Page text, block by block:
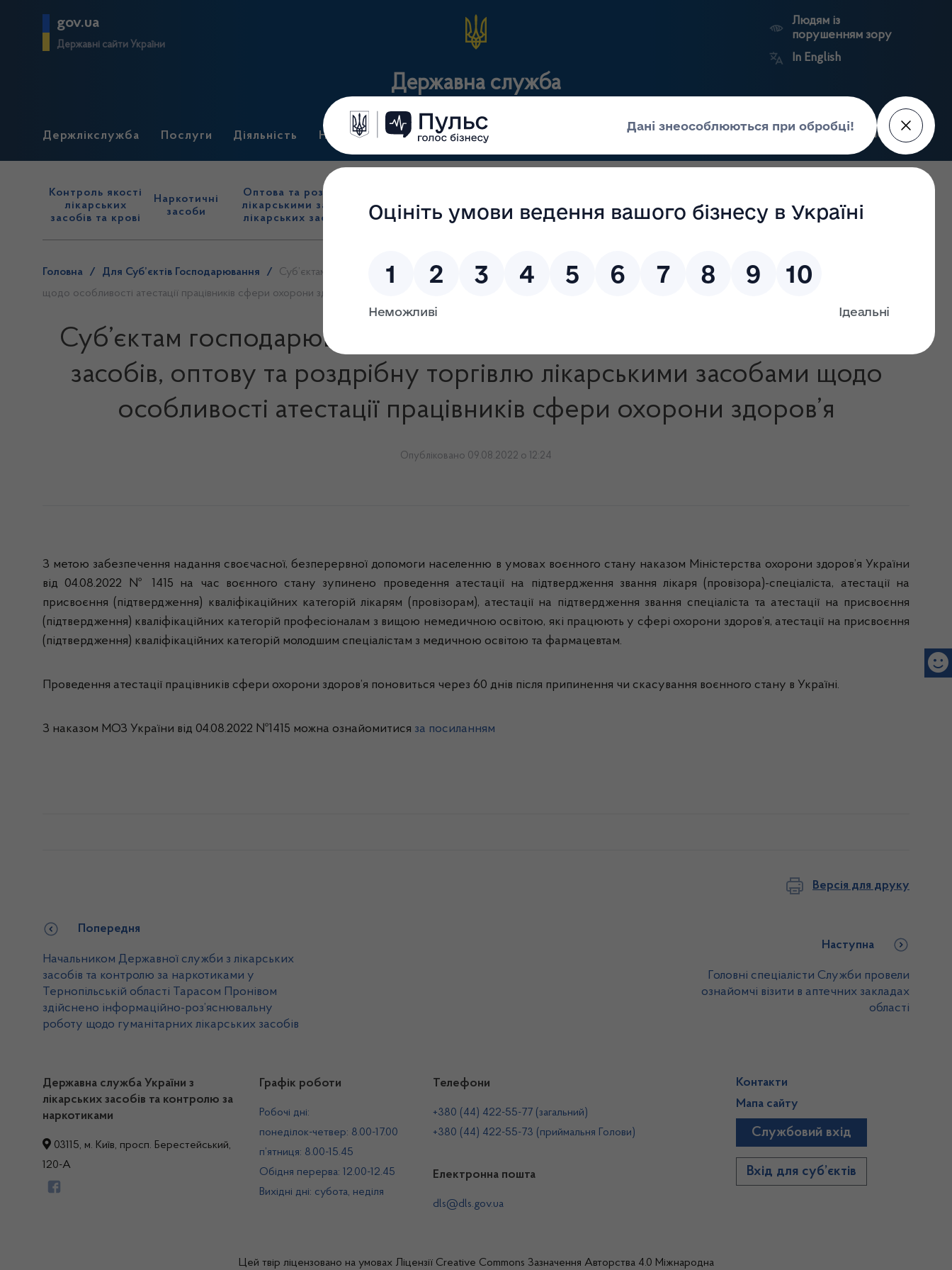
gov.ua
Державні сайти України
Державна служба
Людям із
порушенням зору
In English
Держлікслужба Послуги Діяльність Нормативні документи Для громадськості Прес-центр Пошук
Контроль якості
лікарських
засобів та крові
Наркотичні
засоби
Оптова та роздрібна торгівля
лікарськими засобами, імпорт
лікарських засобів (крім АФІ)
нагляд
(контроль)
засобів, крові та
сертифікація
нагляд
реєстри
портал
Держлікслужби
Головна / Для Суб’єктів Господарювання /
Суб’єктам господарювання, які здійснюють виробництво лікарських засобів, оптову та роздрібну торгівлю лікарськими засобами
щодо особливості атестації працівників сфери охорони здоров’я
Суб’єктам господарювання, які здійснюють виробництво лікарських
засобів, оптову та роздрібну торгівлю лікарськими засобами щодо
особливості атестації працівників сфери охорони здоров’я
Опубліковано 09.08.2022 о 12:24
З метою забезпечення надання своєчасної, безперервної допомоги населенню в умовах воєнного стану наказом Міністерства охорони здоров’я України
від 04.08.2022 № 1415 на час воєнного стану зупинено проведення атестації на підтвердження звання лікаря (провізора)-спеціаліста, атестації на
присвоєння (підтвердження) кваліфікаційних категорій лікарям (провізорам), атестації на підтвердження звання спеціаліста та атестації на присвоєння
(підтвердження) кваліфікаційних категорій професіоналам з вищою немедичною освітою, які працюють у сфері охорони здоров’я, атестації на присвоєння
(підтвердження) кваліфікаційних категорій молодшим спеціалістам з медичною освітою та фармацевтам.
Проведення атестації працівників сфери охорони здоров’я поновиться через 60 днів після припинення чи скасування воєнного стану в Україні.
З наказом МОЗ України від 04.08.2022 №1415 можна ознайомитися за посиланням
Версія для друку
Попередня
Начальником Державної служби з лікарських
засобів та контролю за наркотиками у
Тернопільській області Тарасом Пронівом
здійснено інформаційно-роз’яснювальну
роботу щодо гуманітарних лікарських засобів
Наступна
Головні спеціалісти Служби провели
ознайомчі візити в аптечних закладах
області
Державна служба України з
лікарських засобів та контролю за
наркотиками
03115, м. Київ, просп. Берестейський,
120-А
Графік роботи
Робочі дні:
понеділок-четвер: 8.00-17.00
п’ятниця: 8.00-15.45
Обідня перерва: 12.00-12.45
Вихідні дні: субота, неділя
Телефони
+380 (44) 422-55-77 (загальний)
+380 (44) 422-55-73 (приймальня Голови)
Електронна пошта
dls@dls.gov.ua
Контакти
Мапа сайту
Службовий вхід
Вхід для суб’єктів
Цей твір ліцензовано на умовах Ліцензії Creative Commons Зазначення Авторства 4.0 Міжнародна